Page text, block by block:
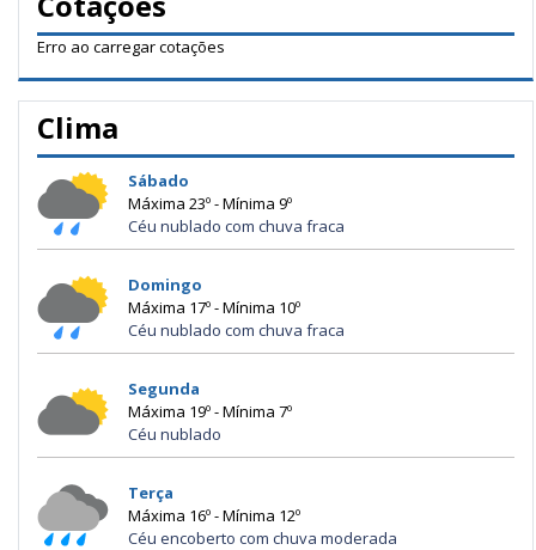
Erro ao carregar cotações
Clima
Sábado
Máxima 23º - Mínima 9º
Céu nublado com chuva fraca
Domingo
Máxima 17º - Mínima 10º
Céu nublado com chuva fraca
Segunda
Máxima 19º - Mínima 7º
Céu nublado
Terça
Máxima 16º - Mínima 12º
Céu encoberto com chuva moderada